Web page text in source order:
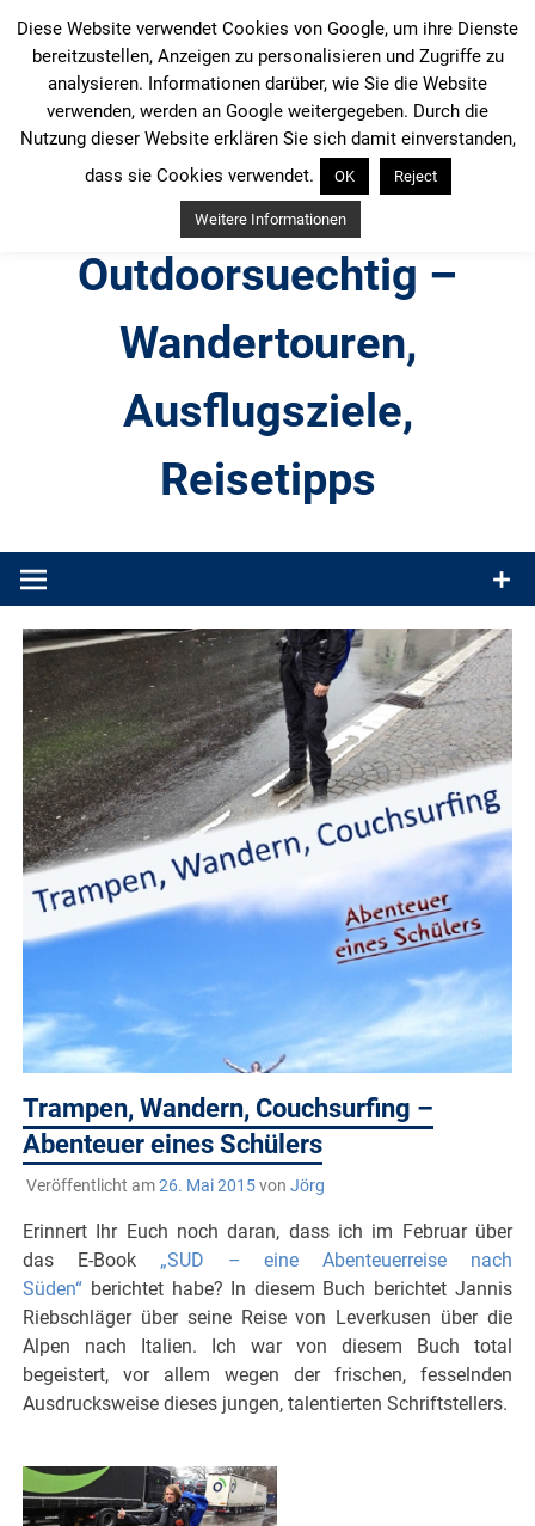
Inhalt
springen
Outdoorsuechtig –
Wandertouren,
Ausflugsziele,
Reisetipps
Produkttests und Buchrezensionen. Ein Blog für alle, die gern
Trampen, Wandern, Couchsurfing –
Abenteuer eines Schülers
Veröffentlicht am26. Mai 2015von Jörg
Erinnert Ihr Euch noch daran, dass ich im Februar über
das E-Book „SUD – eine Abenteuerreise nach
Süden“ berichtet habe? In diesem Buch berichtet Jannis
Riebschläger über seine Reise von Leverkusen über die
Alpen nach Italien. Ich war von diesem Buch total
begeistert, vor allem wegen der frischen, fesselnden
Ausdrucksweise dieses jungen, talentierten Schriftstellers.
Diese Website verwendet Cookies von Google, um ihre Dienste
bereitzustellen, Anzeigen zu personalisieren und Zugriffe zu
analysieren. Informationen darüber, wie Sie die Website
verwenden, werden an Google weitergegeben. Durch die
Nutzung dieser Website erklären Sie sich damit einverstanden,
dass sie Cookies verwendet.
OK Reject
Weitere Informationen